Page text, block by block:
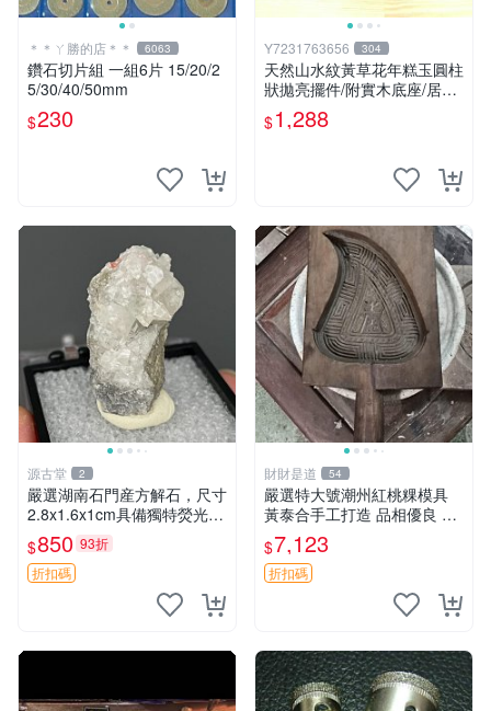
＊＊ㄚ勝的店＊＊ 6063
鑽石切片組 一組6片 15/20/2
5/30/40/50mm
$230
Y7231763656 304
天然山水紋黃草花年糕玉圓柱
狀拋亮擺件/附實木底座/居家
藝術擺件超好看，珍藏品出
清，重約1490公克
$1,288
源古堂 2
嚴選湖南石門産方解石，尺寸
2.8x1.6x1cm具備獨特熒光效
果，適合收藏與鑑賞 方解石
熒光 收藏
$850 93折
折扣碼
財財是道 54
嚴選特大號潮州紅桃粿模具
黃泰合手工打造 品相優良 潮
州紅桃粿模具 大號 特殊工藝
黃泰合 特大號潮州紅桃粿模
具 黃泰合推薦品相佳 特大尺
$7,123
折扣碼